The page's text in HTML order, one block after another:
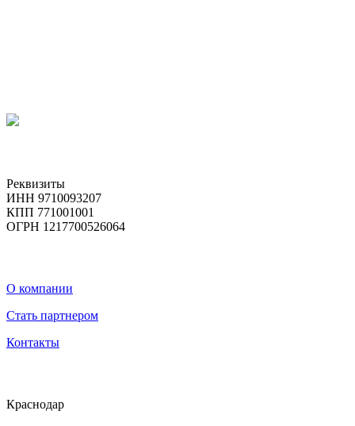
Реквизиты
ИНН 9710093207
КПП 771001001
ОГРН 1217700526064
О компании
Стать партнером
Контакты
Краснодар